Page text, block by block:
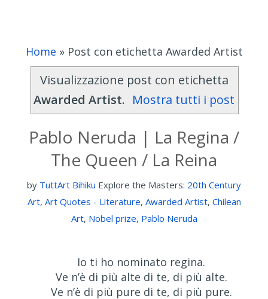
Home » Post con etichetta Awarded Artist
Visualizzazione post con etichetta
Awarded Artist. Mostra tutti i post
Pablo Neruda | La Regina /
The Queen / La Reina
by TuttArt Bihiku Explore the Masters: 20th Century
Art, Art Quotes - Literature, Awarded Artist, Chilean
Art, Nobel prize, Pablo Neruda
Io ti ho nominato regina.
Ve n’è di più alte di te, di più alte.
Ve n’è di più pure di te, di più pure.